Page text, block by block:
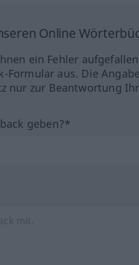
Online
ein Fehler
Formular aus. Die
nur zur Beantwortung
geben?*